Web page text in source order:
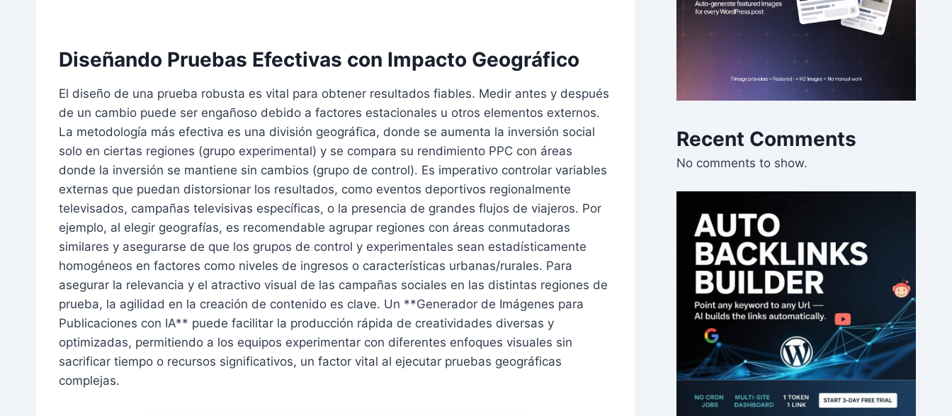
Diseñando Pruebas Efectivas con Impacto Geográfico
El diseño de una prueba robusta es vital para obtener resultados fiables. Medir antes y después
de un cambio puede ser engañoso debido a factores estacionales u otros elementos externos.
La metodología más efectiva es una división geográfica, donde se aumenta la inversión social
solo en ciertas regiones (grupo experimental) y se compara su rendimiento PPC con áreas
donde la inversión se mantiene sin cambios (grupo de control). Es imperativo controlar variables
externas que puedan distorsionar los resultados, como eventos deportivos regionalmente
televisados, campañas televisivas específicas, o la presencia de grandes flujos de viajeros. Por
ejemplo, al elegir geografías, es recomendable agrupar regiones con áreas conmutadoras
similares y asegurarse de que los grupos de control y experimentales sean estadísticamente
homogéneos en factores como niveles de ingresos o características urbanas/rurales. Para
asegurar la relevancia y el atractivo visual de las campañas sociales en las distintas regiones de
prueba, la agilidad en la creación de contenido es clave. Un **Generador de Imágenes para
Publicaciones con IA** puede facilitar la producción rápida de creatividades diversas y
optimizadas, permitiendo a los equipos experimentar con diferentes enfoques visuales sin
sacrificar tiempo o recursos significativos, un factor vital al ejecutar pruebas geográficas
complejas.
Recent Comments
No comments to show.